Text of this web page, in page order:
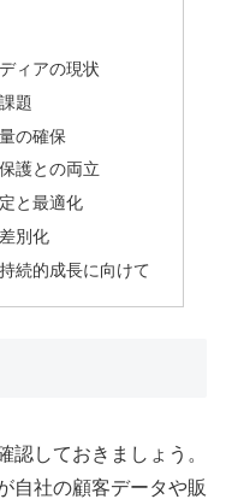
ィアの現状
題
の確保
護との両立
と最適化
別化
続的成長に向けて
認しておきましょう。
自社の顧客データや販